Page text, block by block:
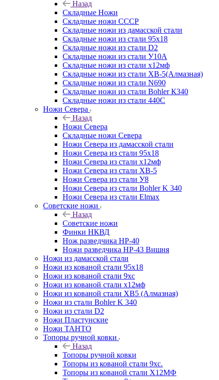
Назад
Складные Ножи
Cкладные ножи СССР
Складные ножи из дамасской стали
Складные ножи из стали 95х18
Складные ножи из стали D2
Складные ножи из стали У10А
Складные ножи из стали х12мф
Складные ножи из стали ХВ-5(Алмазная)
Складные ножи из стали N690
Складные ножи из стали Bohler К340
Складные ножи из стали 440С
Ножи Севера
Назад
Ножи Севера
Складные ножи Севера
Ножи Севера из дамасской стали
Ножи Севера из стали 95х18
Ножи Севера из стали х12мф
Ножи Севера из стали ХВ-5
Ножи Севера из стали У8
Ножи Севера из стали Bohler K 340
Ножи Севера из стали Elmax
Советские ножи
Назад
Советские ножи
Финки НКВД
Нож разведчика НР-40
Ножи разведчика НР-43 Вишня
Ножи из дамасской стали
Ножи из кованой стали 95х18
Ножи из кованой стали 9хс
Ножи из кованой стали х12мф
Ножи из кованой стали ХВ5 (Алмазная)
Ножи из стали Bohler K 340
Ножи из стали D2
Ножи Пластунские
Ножи ТАНТО
Топоры ручной ковки
Назад
Топоры ручной ковки
Топоры из кованой стали 9хс.
Топоры из кованой стали Х12МФ